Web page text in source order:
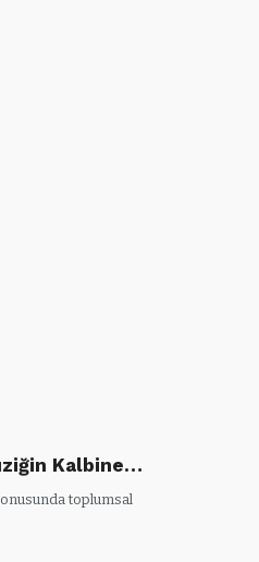
Kalbine…
toplumsal